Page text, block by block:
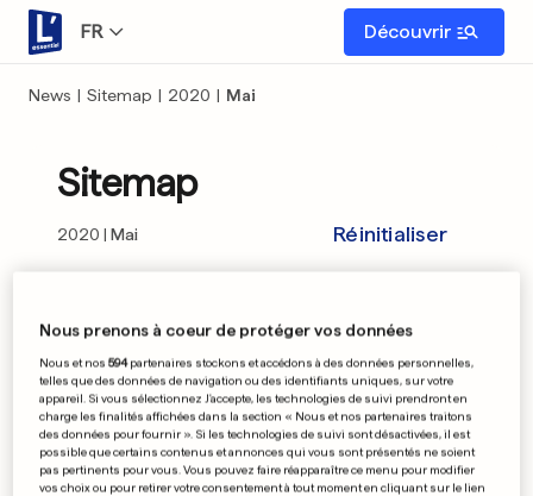
FR Découvrir
News | Sitemap | 2020 | Mai
Sitemap
2020 Mai Réinitialiser
10 11 12 13 14 15 16 17 18
19 20 21 22 23 24 25 26 27
28 29 30 31
Nous prenons à coeur de protéger vos données
Nous et nos594partenaires stockons et accédons à des données personnelles,
telles que des données de navigation ou des identifiants uniques, sur votre
appareil. Si vous sélectionnez J'accepte, les technologies de suivi prendront en
charge les finalités affichées dans la section « Nous et nos partenaires traitons
des données pour fournir ». Si les technologies de suivi sont désactivées, il est
possible que certains contenus et annonces qui vous sont présentés ne soient
pas pertinents pour vous. Vous pouvez faire réapparaître ce menu pour modifier
vos choix ou pour retirer votre consentement à tout moment en cliquant sur le lien